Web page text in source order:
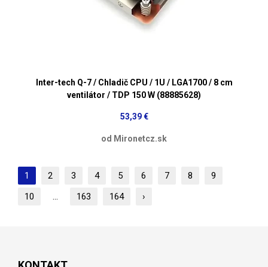
Inter-tech Q-7 / Chladič CPU / 1U / LGA1700 / 8 cm
ventilátor / TDP 150 W (88885628)
53,39 €
od Mironetcz.sk
1 2 3 4 5 6 7 8
9
10
... 163 164 ›